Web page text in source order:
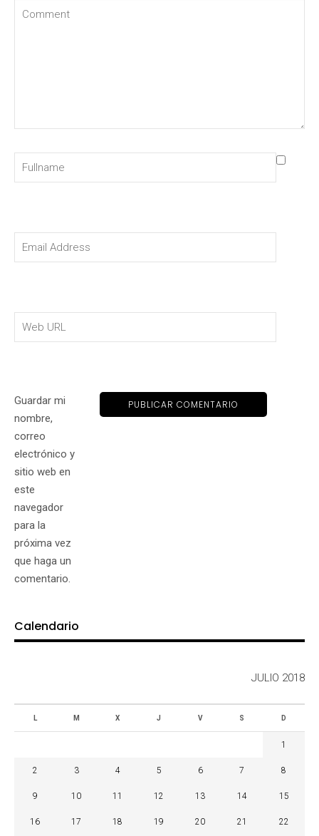
Guardar mi
nombre,
correo
electrónico y
sitio web en
este
navegador
para la
próxima vez
que haga un
comentario.
Calendario
JULIO 2018
L M X J V S D
1
2 3 4 5 6 7 8
9 10 11 12 13 14 15
16 17 18 19 20 21 22